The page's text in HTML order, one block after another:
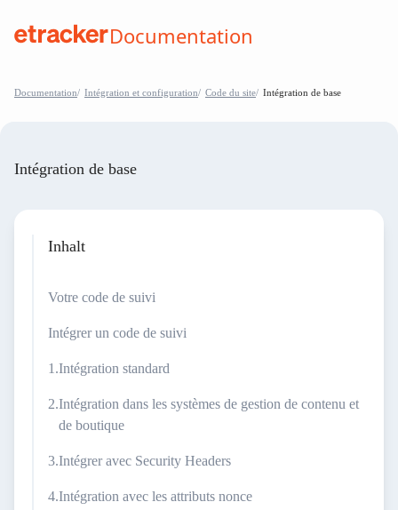
Documentation
Documentation Intégration et configuration Code du site Intégration de base
Intégration de base
Inhalt
Votre code de suivi
Intégrer un code de suivi
Intégration standard
Intégration dans les systèmes de gestion de contenu et
de boutique
Intégrer avec Security Headers
Intégration avec les attributs nonce